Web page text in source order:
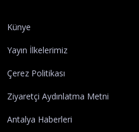
Künye
Yayın İlkelerimiz
Çerez Politikası
Ziyaretçi Aydınlatma Metni
Antalya Haberleri